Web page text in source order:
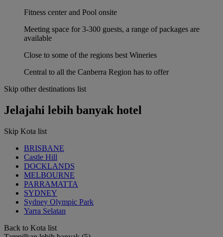
Fitness center and Pool onsite
Meeting space for 3-300 guests, a range of packages are
available
Close to some of the regions best Wineries
Central to all the Canberra Region has to offer
Skip other destinations list
Jelajahi lebih banyak hotel
Skip Kota list
BRISBANE
Castle Hill
DOCKLANDS
MELBOURNE
PARRAMATTA
SYDNEY
Sydney Olympic Park
Yarra Selatan
Back to Kota list